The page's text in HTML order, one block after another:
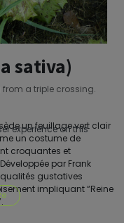
sativa)
a triple crossing.
un feuillage vert clair
un costume de
croquantes et
par Frank
gustatives
impliquant “Reine
experience on this